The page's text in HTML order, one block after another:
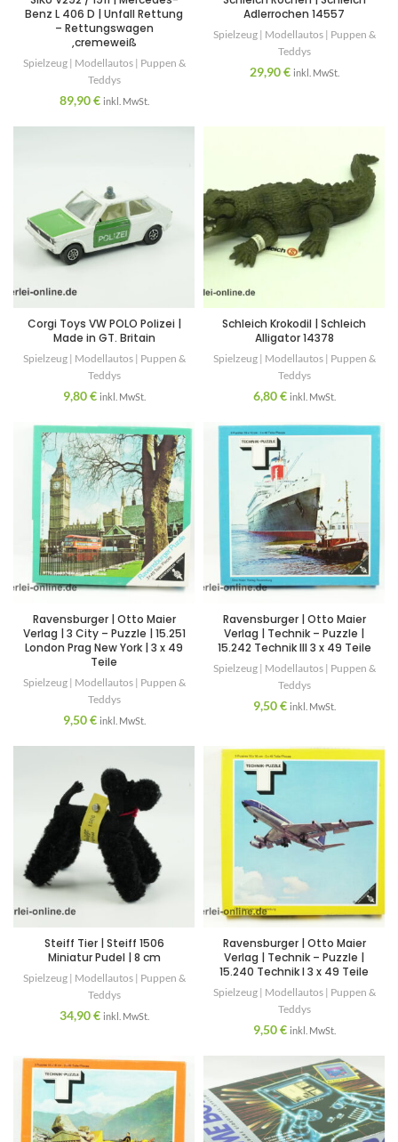
Benz L 406 D | Unfall Rettung
– Rettungswagen
,cremeweiß
Spielzeug | Modellautos | Puppen &
Teddys
89,90€ inkl. MwSt.
Adlerrochen 14557
Spielzeug | Modellautos | Puppen &
Teddys
29,90€ inkl. MwSt.
Corgi Toys VW POLO Polizei |
Made in GT. Britain
Spielzeug | Modellautos | Puppen &
Teddys
9,80€ inkl. MwSt.
Schleich Krokodil | Schleich
Alligator 14378
Spielzeug | Modellautos | Puppen &
Teddys
6,80€ inkl. MwSt.
Ravensburger | Otto Maier
Verlag | 3 City – Puzzle | 15.251
London Prag New York | 3 x 49
Teile
Spielzeug | Modellautos | Puppen &
Teddys
9,50€ inkl. MwSt.
Ravensburger | Otto Maier
Verlag | Technik – Puzzle |
15.242 Technik III 3 x 49 Teile
Spielzeug | Modellautos | Puppen &
Teddys
9,50€ inkl. MwSt.
Steiff Tier | Steiff 1506
Miniatur Pudel | 8 cm
Spielzeug | Modellautos | Puppen &
Teddys
34,90€ inkl. MwSt.
Ravensburger | Otto Maier
Verlag | Technik – Puzzle |
15.240 Technik I 3 x 49 Teile
Spielzeug | Modellautos | Puppen &
Teddys
9,50€ inkl. MwSt.